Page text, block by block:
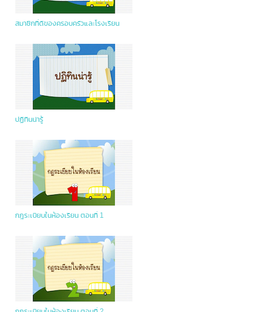
สมาชิกที่ดีของครอบครัวและโรงเรียน
ปฏิทินน่ารู้
กฎระเบียบในห้องเรียน ตอนที่ 1